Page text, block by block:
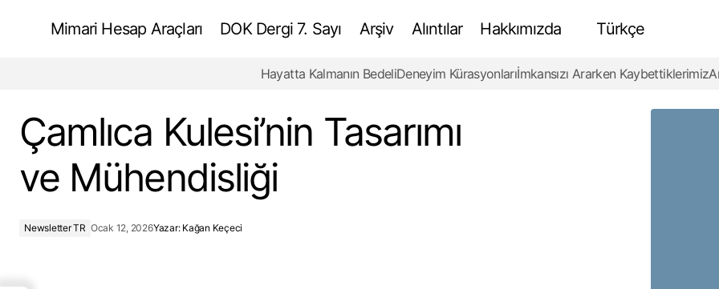
Mimari Hesap Araçları DOK Dergi 7. Sayı Arşiv Alıntılar Hakkımızda Türkçe
Newsletter TR Çamlıca Kulesi’nin Tasarımı ve Mühendisliği
Hayatta Kalmanın BedeliDeneyim Kürasyonlarıİmkansızı Ararken Kaybettiklerimiz
Çamlıca Kulesi’nin Tasarımı
ve Mühendisliği
Newsletter TR Ocak 12, 2026Yazar: Kağan Keçeci